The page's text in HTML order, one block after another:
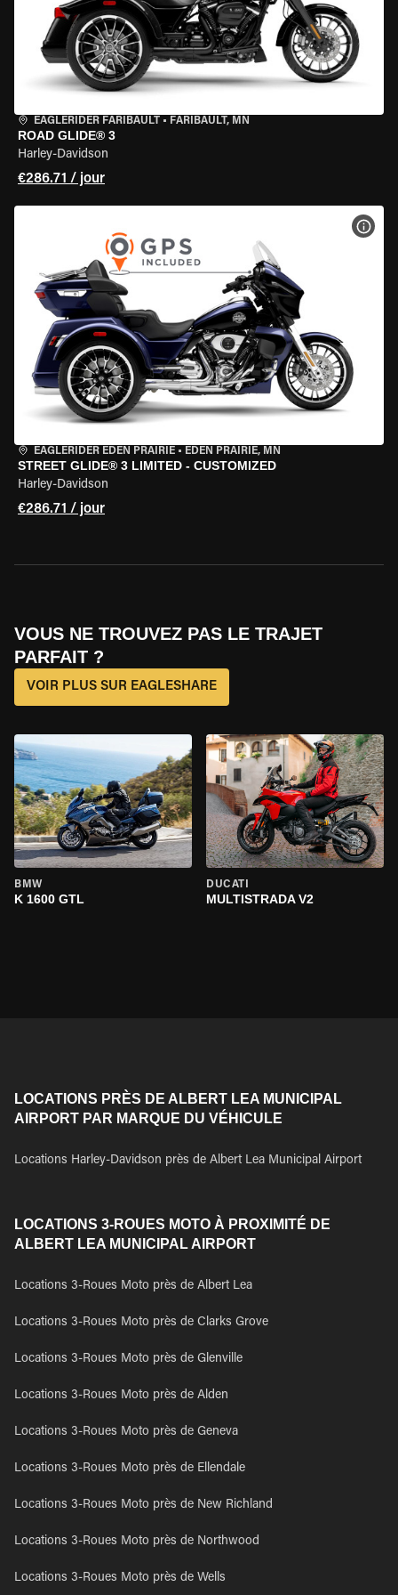
EAGLERIDER FARIBAULT • FARIBAULT, MN
ROAD GLIDE® 3
Harley-Davidson
€286.71 / jour
EAGLERIDER EDEN PRAIRIE • EDEN PRAIRIE, MN
STREET GLIDE® 3 LIMITED - CUSTOMIZED
Harley-Davidson
€286.71 / jour
VOUS NE TROUVEZ PAS LE TRAJET
PARFAIT ?
VOIR PLUS SUR EAGLESHARE
BMW
K 1600 GTL
DUCATI
MULTISTRADA V2
LOCATIONS PRÈS DE ALBERT LEA MUNICIPAL
AIRPORT PAR MARQUE DU VÉHICULE
Locations Harley-Davidson près de Albert Lea Municipal Airport
LOCATIONS 3-ROUES MOTO À PROXIMITÉ DE
ALBERT LEA MUNICIPAL AIRPORT
Locations 3-Roues Moto près de Albert Lea
Locations 3-Roues Moto près de Clarks Grove
Locations 3-Roues Moto près de Glenville
Locations 3-Roues Moto près de Alden
Locations 3-Roues Moto près de Geneva
Locations 3-Roues Moto près de Ellendale
Locations 3-Roues Moto près de New Richland
Locations 3-Roues Moto près de Northwood
Locations 3-Roues Moto près de Wells